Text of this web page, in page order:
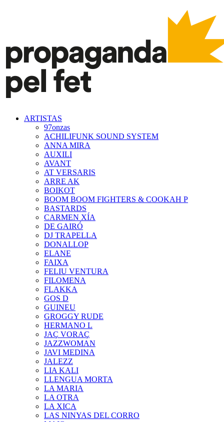
ARTISTAS
97onzas
ACHILIFUNK SOUND SYSTEM
ANNA MIRA
AUXILI
AVANT
AT VERSARIS
ARRE AK
BOIKOT
BOOM BOOM FIGHTERS & COOKAH P
BASTARDS
CARMEN XÍA
DE GAIRÓ
DJ TRAPELLA
DONALLOP
ELANE
FAIXA
FELIU VENTURA
FILOMENA
FLAKKA
GOS D
GUINEU
GROGGY RUDE
HERMANO L
JAÇ VORAÇ
JAZZWOMAN
JAVI MEDINA
JALEZZ
LIA KALI
LLENGUA MORTA
LA MARIA
LA OTRA
LA XICA
LAS NINYAS DEL CORRO